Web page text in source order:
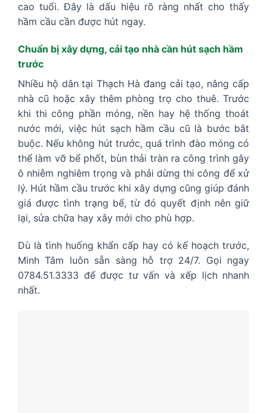
cao tuổi. Đây là dấu hiệu rõ ràng nhất cho thấy
hầm cầu cần được hút ngay.
Chuẩn bị xây dựng, cải tạo nhà cần hút sạch hầm
trước
Nhiều hộ dân tại Thạch Hà đang cải tạo, nâng cấp
nhà cũ hoặc xây thêm phòng trọ cho thuê. Trước
khi thi công phần móng, nền hay hệ thống thoát
nước mới, việc hút sạch hầm cầu cũ là bước bắt
buộc. Nếu không hút trước, quá trình đào móng có
thể làm vỡ bể phốt, bùn thải tràn ra công trình gây
ô nhiễm nghiêm trọng và phải dừng thi công để xử
lý. Hút hầm cầu trước khi xây dựng cũng giúp đánh
giá được tình trạng bể, từ đó quyết định nên giữ
lại, sửa chữa hay xây mới cho phù hợp.
Dù là tình huống khẩn cấp hay có kế hoạch trước,
Minh Tâm luôn sẵn sàng hỗ trợ 24/7. Gọi ngay
0784.51.3333 để được tư vấn và xếp lịch nhanh
nhất.